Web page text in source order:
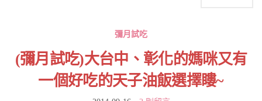
彌月試吃
(彌月試吃)大台中、彰化的媽咪又有
一個好吃的天子油飯選擇瞜~